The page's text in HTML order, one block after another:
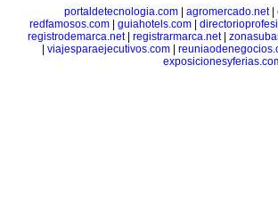
portaldetecnologia.com
agromercado.net|
redfamosos.com| guiahotels.com|
registrodemarca.net| registrarmarca.net|
viajesparaejecutivos.com|